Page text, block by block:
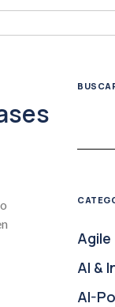
Agile
AI &
AI-